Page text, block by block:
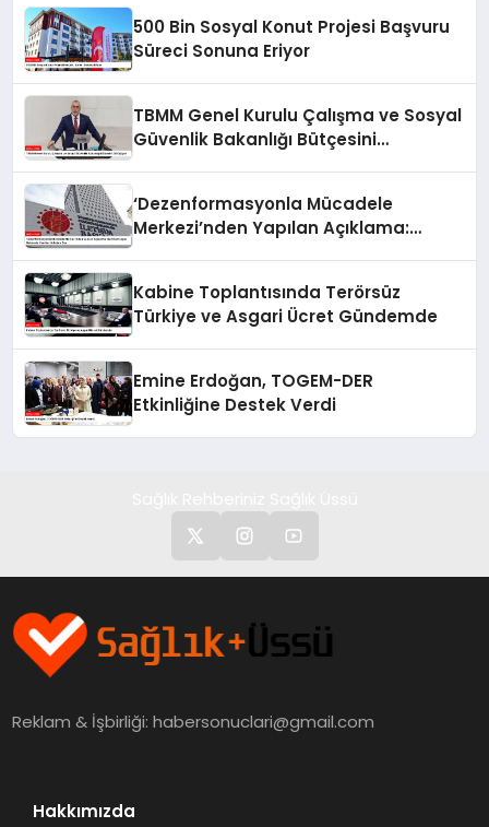
500 Bin Sosyal Konut Projesi Başvuru
Süreci Sonuna Eriyor
TBMM Genel Kurulu Çalışma ve Sosyal
Güvenlik Bakanlığı Bütçesini
‘Dezenformasyonla Mücadele
Merkezi’nden Yapılan Açıklama:
Kabine Toplantısında Terörsüz
Türkiye ve Asgari Ücret Gündemde
Emine Erdoğan, TOGEM-DER
Etkinliğine Destek Verdi
Reklam & İşbirliği:habersonuclari@gmail.com
Hakkımızda